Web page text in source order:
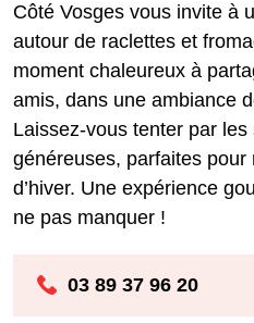
Côté Vosges vous invite à
autour de raclettes et
moment chaleureux à
amis, dans une ambiance
Laissez-vous tenter par
généreuses, parfaites
d’hiver. Une expérience
ne pas manquer !
03 89 37 96 20